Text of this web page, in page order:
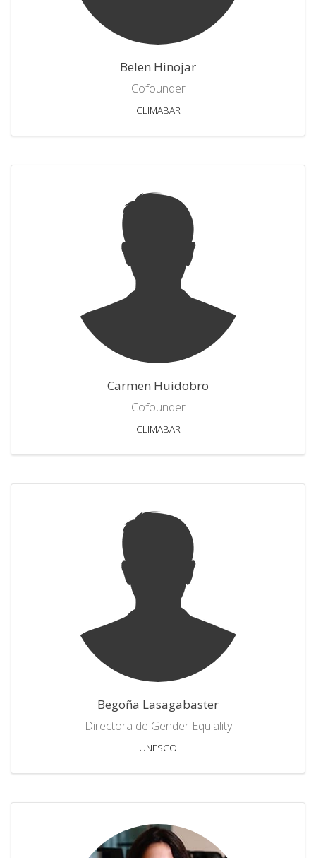
Belen Hinojar
Cofounder
CLIMABAR
Carmen Huidobro
Cofounder
CLIMABAR
Begoña Lasagabaster
Directora de Gender Equiality
UNESCO